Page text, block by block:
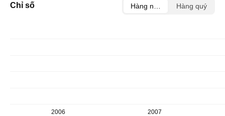
Chỉ số Hàng năm Hàng quý
2006 2007